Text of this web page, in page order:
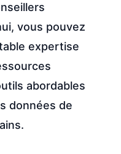
vous pouvez
expertise
abordables
données de